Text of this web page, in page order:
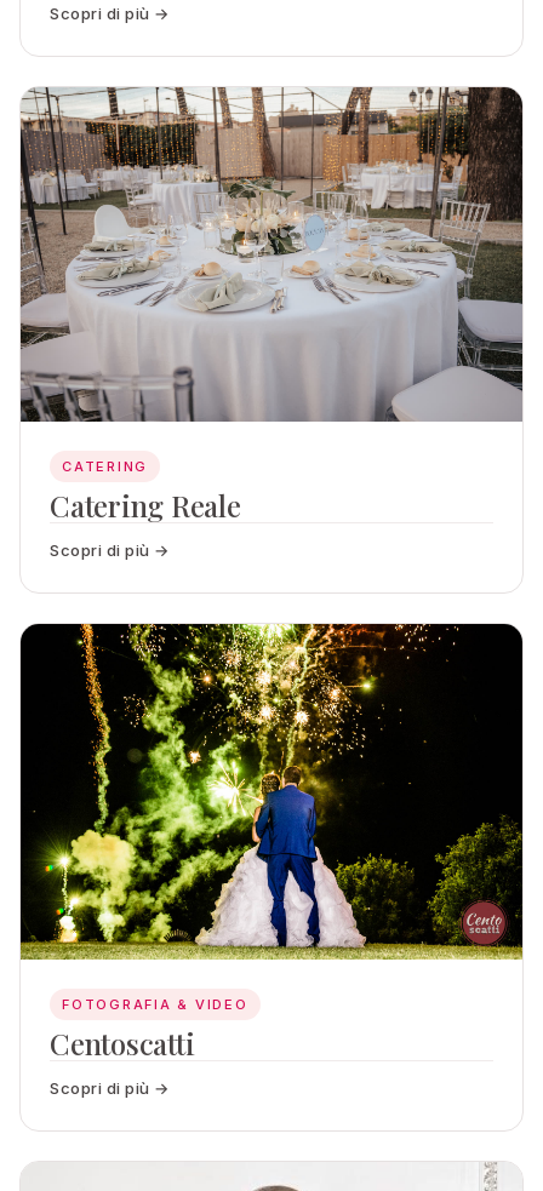
Scopri di più →
CATERING
Catering Reale
Scopri di più →
FOTOGRAFIA & VIDEO
Centoscatti
Scopri di più →